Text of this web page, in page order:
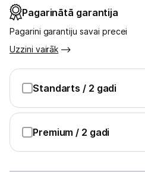
Kontakti
Informācija
Pagarinātā garantija
Pagarini garantiju savai precei
Uzzini vairāk
Standarts / 2 gadi
Premium / 2 gadi